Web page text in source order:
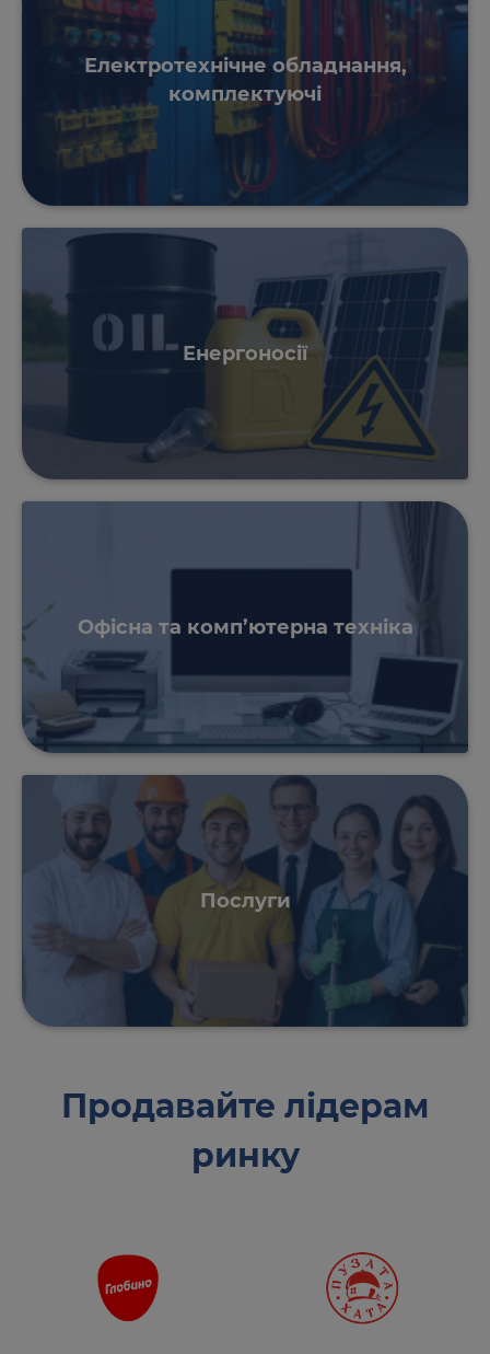
Електротехнічне обладнання,
комплектуючі
Енергоносії
Офісна та комп’ютерна техніка
Послуги
Продавайте лідерам
ринку